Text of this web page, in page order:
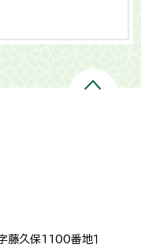
藤久保1100番地１